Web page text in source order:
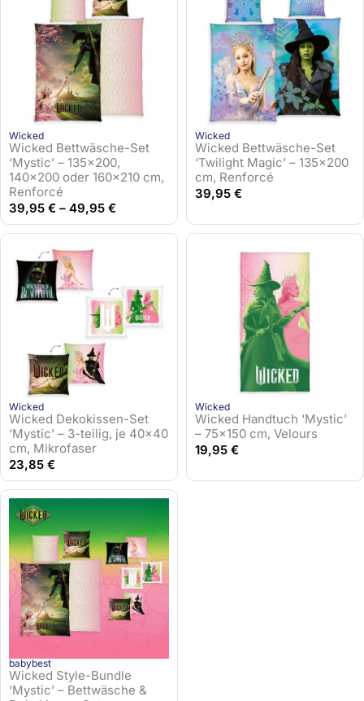
Wicked
Wicked Bettwäsche-Set
‘Mystic’ – 135×200,
140×200 oder 160×210 cm,
Renforcé
39,95 € – 49,95 €
Wicked
Wicked Bettwäsche-Set
‘Twilight Magic’ – 135×200
cm, Renforcé
39,95 €
Wicked
Wicked Dekokissen-Set
‘Mystic’ – 3-teilig, je 40×40
cm, Mikrofaser
23,85 €
Wicked
Wicked Handtuch ‘Mystic’
– 75×150 cm, Velours
19,95 €
babybest
Wicked Style-Bundle
‘Mystic’ – Bettwäsche &